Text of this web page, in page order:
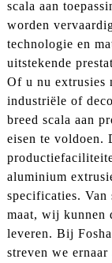
scala aan
worden
technologie en
uitstekende
Of u nu extrusies
industriële of
breed scala aan
eisen te voldoen.
aluminium
specificaties. Van
maat, wij kunnen
leveren. Bij
streven we